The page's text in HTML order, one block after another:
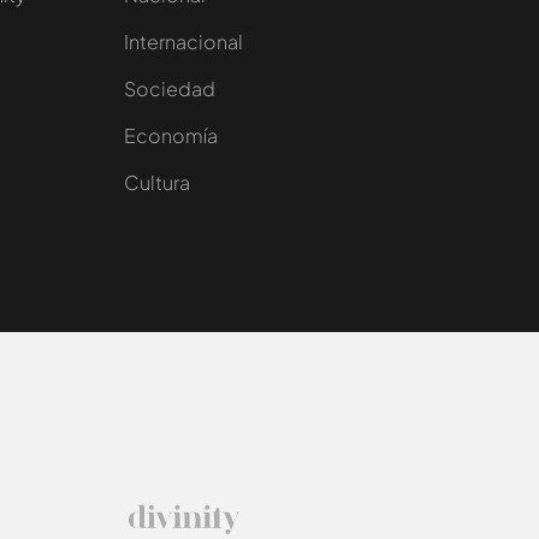
Internacional
Sociedad
Economía
Cultura